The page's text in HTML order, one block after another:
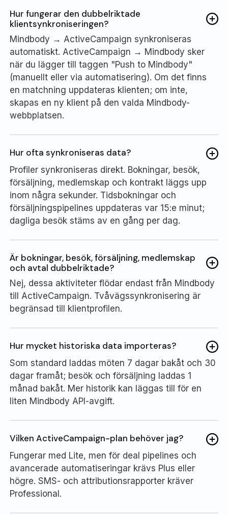
Hur fungerar den dubbelriktade
klientsynkroniseringen?
Mindbody → ActiveCampaign synkroniseras
automatiskt. ActiveCampaign → Mindbody sker
när du lägger till taggen "Push to Mindbody"
(manuellt eller via automatisering). Om det finns
en matchning uppdateras klienten; om inte,
skapas en ny klient på den valda Mindbody-
webbplatsen.
Hur ofta synkroniseras data?
Profiler synkroniseras direkt. Bokningar, besök,
försäljning, medlemskap och kontrakt läggs upp
inom några sekunder. Tidsbokningar och
försäljningspipelines uppdateras var 15:e minut;
dagliga besök stäms av en gång per dag.
Är bokningar, besök, försäljning, medlemskap
och avtal dubbelriktade?
Nej, dessa aktiviteter flödar endast från Mindbody
till ActiveCampaign. Tvåvägssynkronisering är
begränsad till klientprofilen.
Hur mycket historiska data importeras?
Som standard laddas möten 7 dagar bakåt och 30
dagar framåt; besök och försäljning laddas 1
månad bakåt. Mer historik kan läggas till för en
liten Mindbody API-avgift.
Vilken ActiveCampaign-plan behöver jag?
Fungerar med Lite, men för deal pipelines och
avancerade automatiseringar krävs Plus eller
högre. SMS- och attributionsrapporter kräver
Professional.